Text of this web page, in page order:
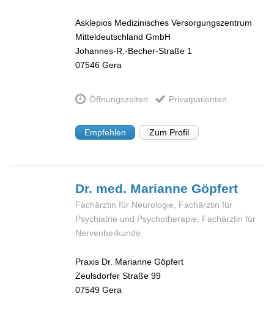
Asklepios Medizinisches Versorgungszentrum
Mitteldeutschland GmbH
Johannes-R.-Becher-Straße 1
07546 Gera
Öffnungszeiten Privatpatienten
Empfehlen Zum Profil
Dr. med. MarianneGöpfert
Fachärztin für Neurologie, Fachärztin für
Psychiatrie und Psychotherapie, Fachärztin für
Nervenheilkunde
Praxis Dr. Marianne Göpfert
Zeulsdorfer Straße 99
07549 Gera